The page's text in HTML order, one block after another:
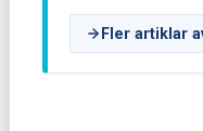
Fler artiklar